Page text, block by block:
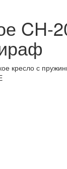
CH-
кресло с